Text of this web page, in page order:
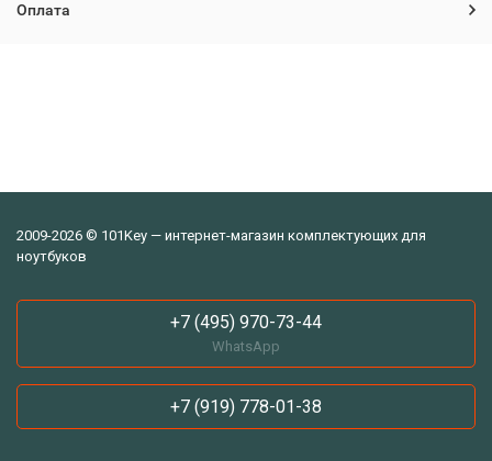
Оплата
2009-2026 © 101Key — интернет-магазин комплектующих для
ноутбуков
+7 (495) 970-73-44
WhatsApp
+7 (919) 778-01-38